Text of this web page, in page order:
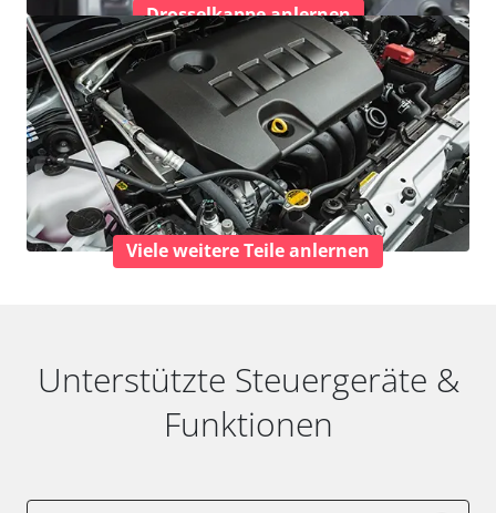
Drosselkappe anlernen
Viele weitere Teile anlernen
Unterstützte Steuergeräte &
Funktionen